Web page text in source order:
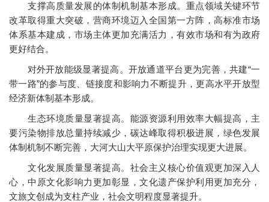
支撑高质量发展的体制机制基本形成。重点领域关键环节
改革取得重大突破，营商环境迈入全国第一方阵，高标准市场
体系基本建成，市场主体更加充满活力，有效市场和有为政府
更好结合。
对外开放能级显著提高。开放通道平台更为完善，共建“一
带一路”的参与度、链接度和影响力不断提升，更高水平开放型
经济新体制基本形成。
生态环境质量显著提高。能源资源利用效率大幅提高，主
要污染物排放总量持续减少，碳达峰取得积极进展，绿色发展
体制机制不断完善，大河大山大平原保护治理实现更大进展。
文化发展质量显著提高。社会主义核心价值观更加深入人
心，中原文化影响力更加彰显，文化遗产保护利用更加充分，
文旅文创成为支柱产业，社会文明程度显著提升。